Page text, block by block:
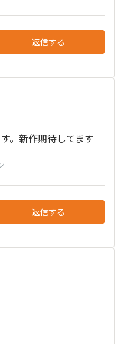
返信する
。新作期待してます
返信する